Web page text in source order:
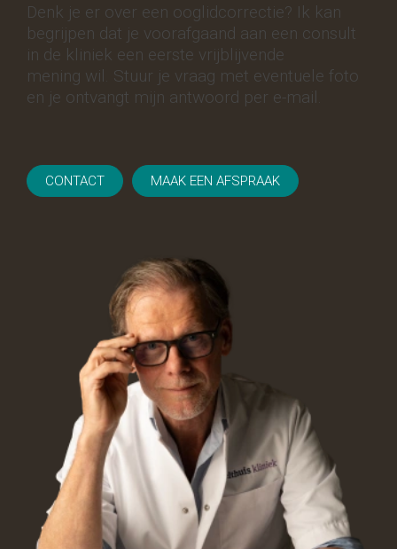
Denk je er over een ooglidcorrectie? Ik kan
begrijpen dat je voorafgaand aan een consult
in de kliniek een eerste vrijblijvende
mening wil. Stuur je vraag met eventuele foto
en je ontvangt mijn antwoord per e-mail.
CONTACT MAAK EEN AFSPRAAK